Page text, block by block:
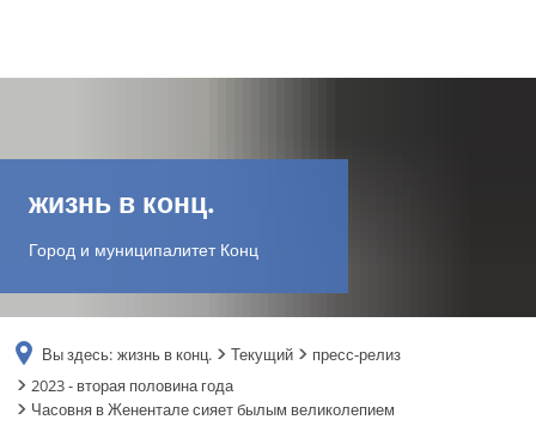
жизнь в конц.
Город и муниципалитет Конц
Вы здесь: жизнь в конц. Текущий
пресс-релиз
2023 - вторая половина года
Часовня в Женентале сияет былым великолепием